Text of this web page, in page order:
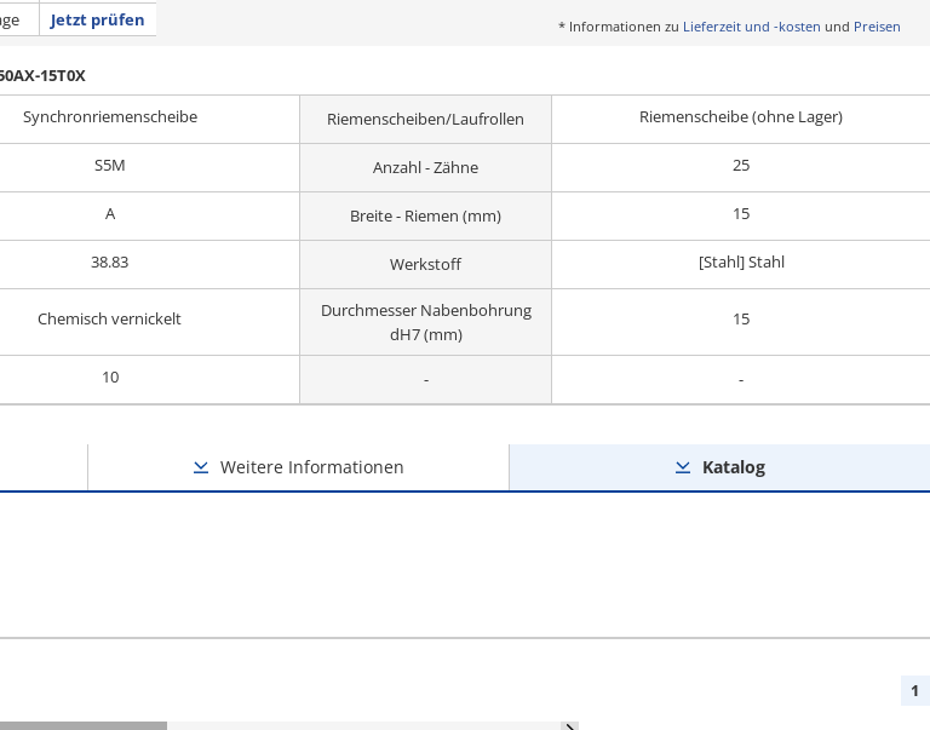
Jetzt prüfen * Informationen zu Lieferzeit und -kosten und Preisen
15T0X
Synchronriemenscheibe Riemenscheiben/Laufrollen Riemenscheibe (ohne Lager)
S5M Anzahl - Zähne 25
A Breite - Riemen (mm) 15
38.83 Werkstoff [Stahl] Stahl
Chemisch vernickelt
Durchmesser Nabenbohrung
dH7 (mm)
15
10 - -
Weitere Informationen Katalog
1